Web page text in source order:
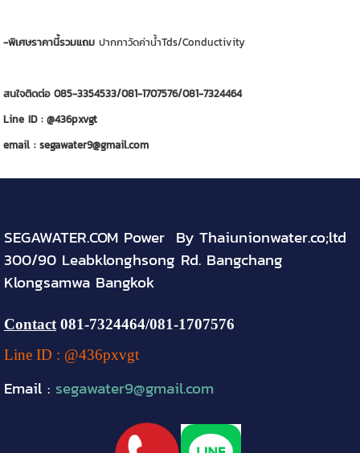
-พิเศษราคานี้รวมแถม ปากกาวัดค่าน้ำTds/Conductivity
สนใจติดต่อ 085-3354533/081-1707576/081-7324464
Line ID : @436pxvgt
email : segawater9@gmail.com
SEGAWATER.COM Power By Thaiunionwater.co;ltd
300/90 Leabklonghsong Rd. Bangchang
Klongsamwa Bangkok
Contact 081-7324464/081-1707576
Line ID : @436pxvgt
Email : segawater9@gmail.com